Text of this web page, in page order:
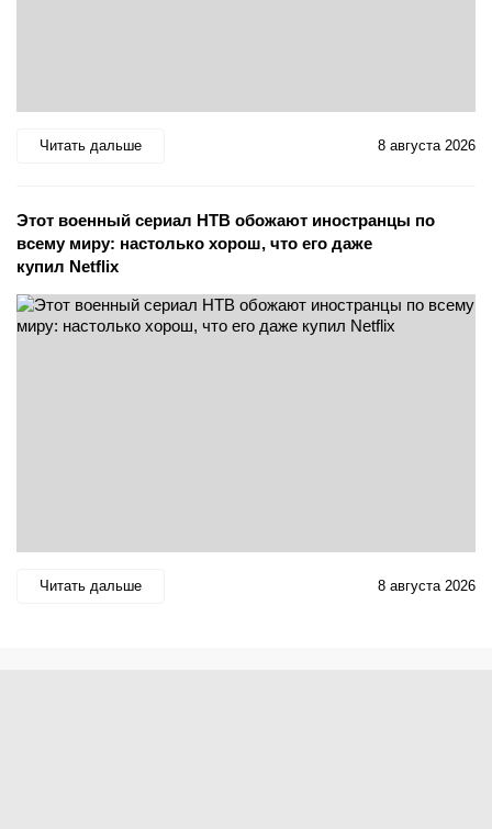
Читать дальше 8 августа 2026
Этот военный сериал НТВ обожают иностранцы по
всему миру: настолько хорош, что его даже
купил Netflix
Читать дальше 8 августа 2026